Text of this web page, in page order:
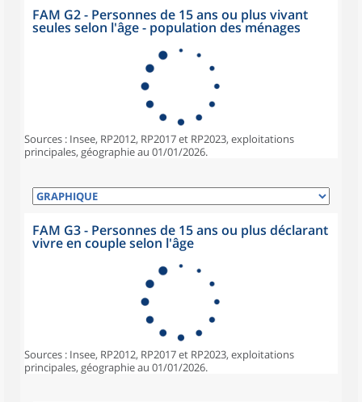
FAM G2 - Personnes de 15 ans ou plus vivant
seules selon l'âge - population des ménages
Sources : Insee, RP2012, RP2017 et RP2023, exploitations
principales, géographie au 01/01/2026.
FAM G3 - Personnes de 15 ans ou plus déclarant
vivre en couple selon l'âge
Sources : Insee, RP2012, RP2017 et RP2023, exploitations
principales, géographie au 01/01/2026.